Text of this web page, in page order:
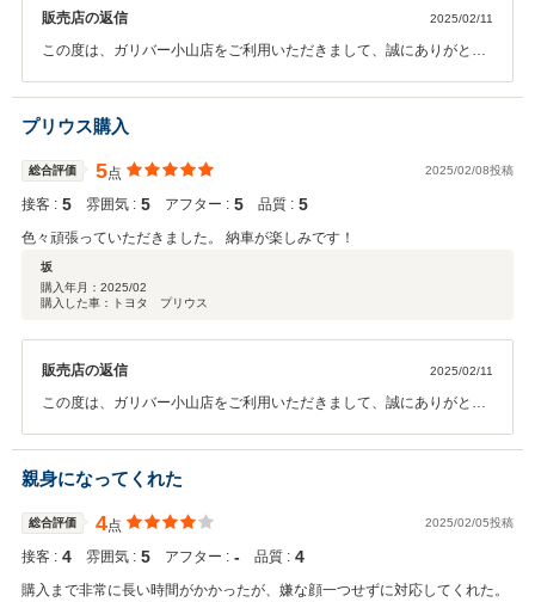
販売店の返信 2025/02/11
この度は、ガリバー小山店をご利用いただきまして、誠にありがとう
く感謝申し上げます。 今後も「丁寧」「安心」を提供できるよう、邁
進してまいります。 アフターサービスでも、お待ちしておりますの
で、いつでもご来店下さいませ！ 今後とも、よろしくお願いいたしま
す。
プリウス購入
総合評価 5点 2025/02/08投稿
接客 : 5 雰囲気 : 5 アフター : 5 品質 : 5
色々頑張っていただきました。 納車が楽しみです！
坂
購入年月： 2025/02
購入した車：トヨタ プリウス
販売店の返信 2025/02/11
この度は、ガリバー小山店をご利用いただきまして、誠にありがとう
く感謝申し上げます。 お客様にご満足いただけるよう、十分に準備し
てご納車させていただきます！また アフターサービスでも、お待ちし
ておりますので、いつでもご来店下さいませ！ 今後とも、よろしくお
願いいたします。
親身になってくれた
総合評価 4点 2025/02/05投稿
接客 : 4 雰囲気 : 5 アフター : ‐ 品質 : 4
購入まで非常に長い時間がかかったが、嫌な顔一つせずに対応してくれた。